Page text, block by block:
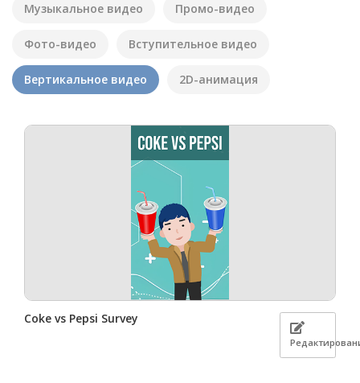
Музыкальное видео Промо-видео
Фото-видео Вступительное видео
Вертикальное видео 2D-анимация
Coke vs Pepsi Survey